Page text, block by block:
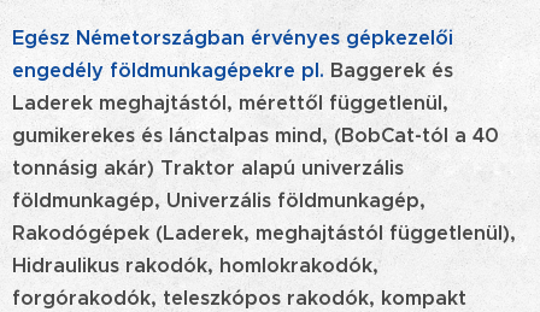
Egész Németországban érvényes gépkezelői
engedély földmunkagépekre pl. Baggerek és
Laderek meghajtástól, mérettől függetlenül,
gumikerekes és lánctalpas mind, (BobCat-tól a 40
tonnásig akár) Traktor alapú univerzális
földmunkagép, Univerzális földmunkagép,
Rakodógépek (Laderek, meghajtástól függetlenül),
Hidraulikus rakodók, homlokrakodók,
forgórakodók, teleszkópos rakodók, kompakt